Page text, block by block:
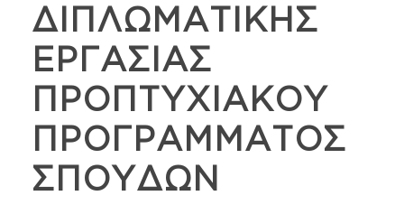
ΔΙΠΛΩΜΑΤΙΚΗΣ
ΕΡΓΑΣΙΑΣ
ΠΡΟΠΤΥΧΙΑΚΟΥ
ΠΡΟΓΡΑΜΜΑΤΟΣ
ΣΠΟΥΔΩΝ